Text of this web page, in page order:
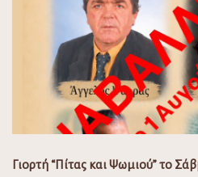
Γιορτή “Πίτας και Ψωμιού” το